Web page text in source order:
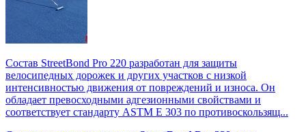
Состав StreetBond Pro 220 разработан для защиты
велосипедных дорожек и других участков с низкой
интенсивностью движения от повреждений и износа. Он
обладает превосходными адгезионными свойствами и
соответствует стандарту ASTM E 303 по противоскользящ...